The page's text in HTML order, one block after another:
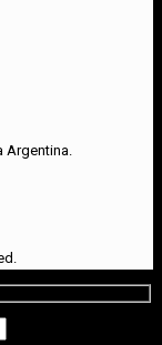
Argentina.